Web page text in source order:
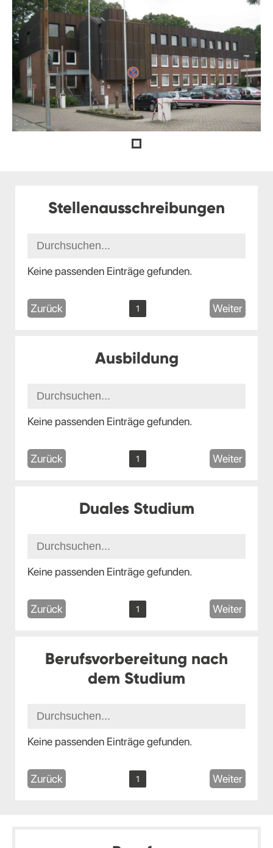
Stellenausschreibungen
Keine passenden Einträge gefunden.
Zurück 1 Weiter
Ausbildung
Keine passenden Einträge gefunden.
Zurück 1 Weiter
Duales Studium
Keine passenden Einträge gefunden.
Zurück 1 Weiter
Berufsvorbereitung nach
dem Studium
Keine passenden Einträge gefunden.
Zurück 1 Weiter